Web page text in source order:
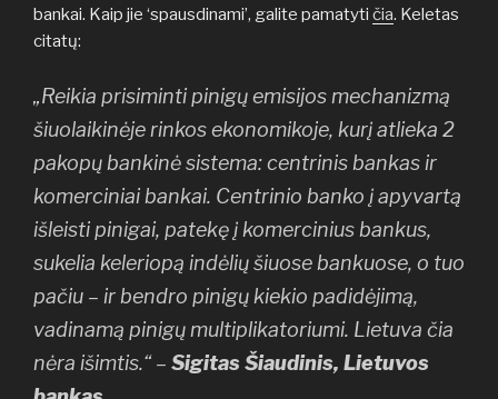
bankai. Kaip jie ‘spausdinami’, galite pamatyti čia. Keletas
citatų:
„Reikia prisiminti pinigų emisijos mechanizmą
šiuolaikinėje rinkos ekonomikoje, kurį atlieka 2
pakopų bankinė sistema: centrinis bankas ir
komerciniai bankai. Centrinio banko į apyvartą
išleisti pinigai, patekę į komercinius bankus,
sukelia keleriopą indėlių šiuose bankuose, o tuo
pačiu – ir bendro pinigų kiekio padidėjimą,
vadinamą pinigų multiplikatoriumi. Lietuva čia
nėra išimtis.“ – Sigitas Šiaudinis, Lietuvos